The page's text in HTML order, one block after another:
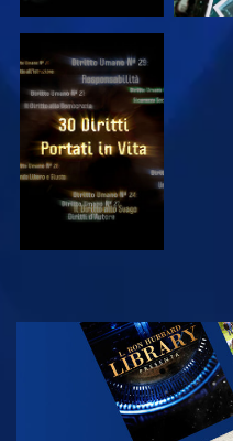
GUARDA
GUARDA